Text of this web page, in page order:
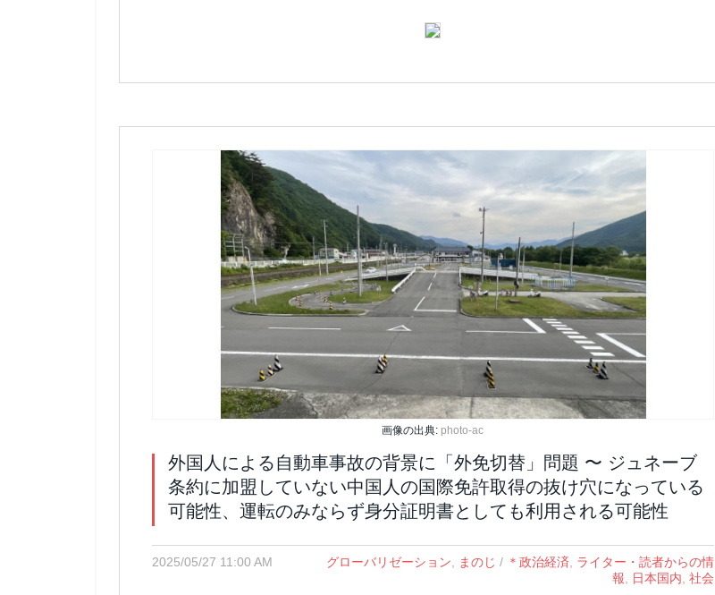
画像の出典: photo-ac
外国人による自動車事故の背景に「外免切替」問題 〜 ジュネーブ
条約に加盟していない中国人の国際免許取得の抜け穴になっている
可能性、運転のみならず身分証明書としても利用される可能性
2025/05/27 11:00 AM グローバリゼーション まのじ / ＊政治経済
ライター・読者からの情
報
日本国内 社会